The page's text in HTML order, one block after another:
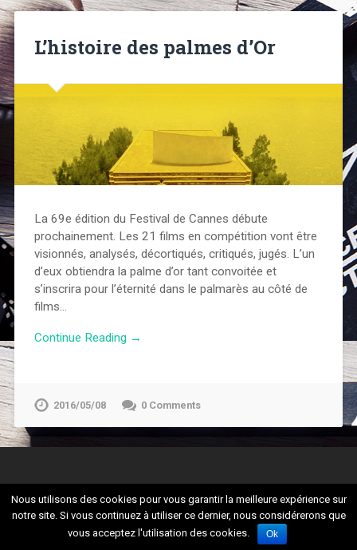
L’histoire des palmes d’Or
La 69e édition du Festival de Cannes débute
prochainement. Les 21 films en compétition vont être
visionnés, analysés, décortiqués, critiqués, jugés. L’un
d’eux obtiendra la palme d’or tant convoitée et
s’inscrira pour l’éternité dans le palmarès au côté de
films…
Continue Reading →
2016/05/08 0 Comments
UP ↑
Nous utilisons des cookies pour vous garantir la meilleure expérience sur
notre site. Si vous continuez à utiliser ce dernier, nous considérerons que
vous acceptez l'utilisation des cookies.
Ok